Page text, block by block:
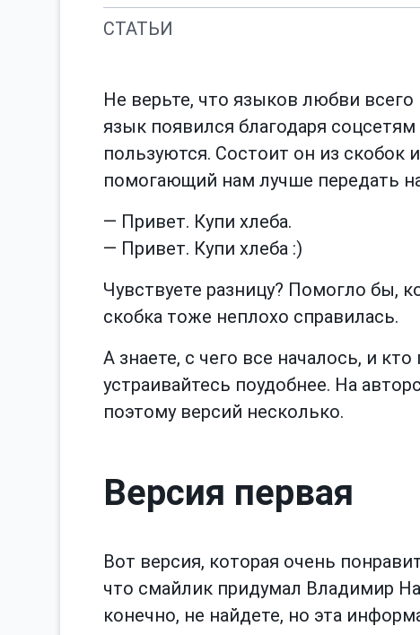
СТАТЬИ
Не верьте, что языков любви
язык появился благодаря
пользуются. Состоит он из скобок
помогающий нам лучше передать
— Привет. Купи хлеба.
— Привет. Купи хлеба :)
Чувствуете разницу? Помогло бы,
скобка тоже неплохо справилась.
А знаете, с чего все началось, и
устраивайтесь поудобнее. На
поэтому версий несколько.
Версия первая
Вот версия, которая очень
что смайлик придумал Владимир
конечно, не найдете, но эта